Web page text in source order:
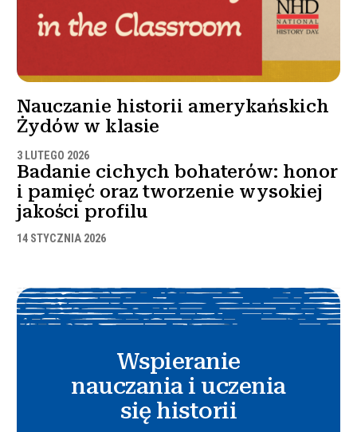
Nauczanie historii amerykańskich
Żydów w klasie
3 LUTEGO 2026
Badanie cichych bohaterów: honor
i pamięć oraz tworzenie wysokiej
jakości profilu
14 STYCZNIA 2026
Wspieranie
nauczania i uczenia
się historii